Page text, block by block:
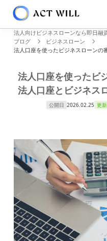
法人向けビジネスローンなら即日融
ブログ
ビジネスローン
法人口座を使ったビジネスローンの
法人口座を使ったビ
法人口座とビジネス
公開日 2026.02.25 更